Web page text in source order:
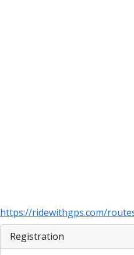
https://ridewithgps.com/
Registration